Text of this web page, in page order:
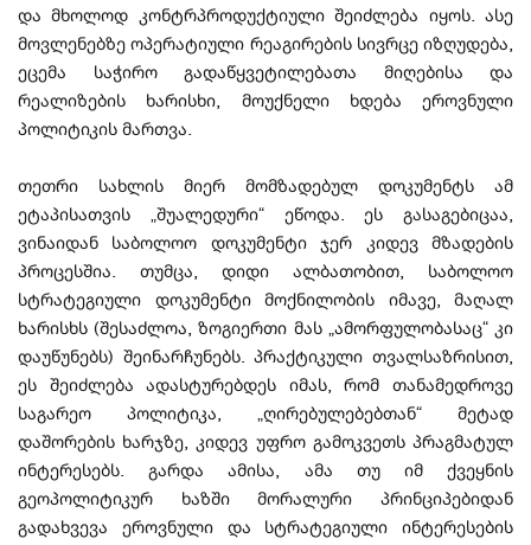
და მხოლოდ კონტრპროდუქტიული შეიძლება იყოს. ასე
მოვლენებზე ოპერატიული რეაგირების სივრცე იზღუდება,
ეცემა საჭირო გადაწყვეტილებათა მიღებისა და
რეალიზების ხარისხი, მოუქნელი ხდება ეროვნული
პოლიტიკის მართვა.
თეთრი სახლის მიერ მომზადებულ დოკუმენტს ამ
ეტაპისათვის „შუალედური“ ეწოდა. ეს გასაგებიცაა,
ვინაიდან საბოლოო დოკუმენტი ჯერ კიდევ მზადების
პროცესშია. თუმცა, დიდი ალბათობით, საბოლოო
სტრატეგიული დოკუმენტი მოქნილობის იმავე, მაღალ
ხარისხს (შესაძლოა, ზოგიერთი მას „ამორფულობასაც“ კი
დაუწუნებს) შეინარჩუნებს. პრაქტიკული თვალსაზრისით,
ეს შეიძლება ადასტურებდეს იმას, რომ თანამედროვე
საგარეო პოლიტიკა, „ღირებულებებთან“ მეტად
დაშორების ხარჯზე, კიდევ უფრო გამოკვეთს პრაგმატულ
ინტერესებს. გარდა ამისა, ამა თუ იმ ქვეყნის
გეოპოლიტიკურ ხაზში მორალური პრინციპებიდან
გადახვევა ეროვნული და სტრატეგიული ინტერესების